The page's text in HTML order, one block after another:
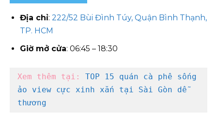
Địa chỉ: 222/52 Bùi Đình Túy, Quận Bình Thạnh,
TP. HCM
Giờ mở cửa: 06:45 – 18:30
Xem thêm tại: TOP 15 quán cà phê sống
ảo view cực xinh xắn tại Sài Gòn dễ
thương